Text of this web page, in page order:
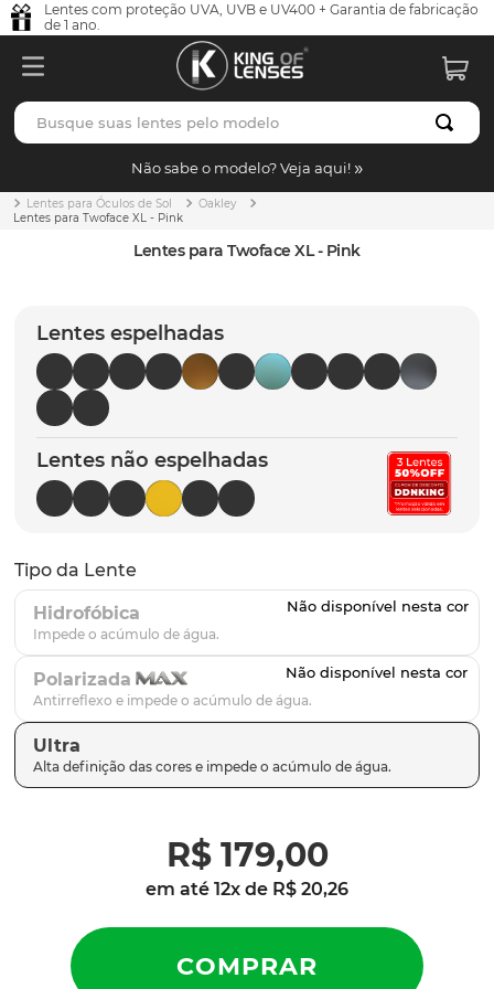
Lentes com proteção UVA, UVB e UV400 + Garantia de fabricação
de 1 ano.
Busque suas lentes pelo modelo
Não sabe o modelo? Veja aqui!
Lentes para Óculos de Sol
Oakley
Lentes para Twoface XL - Pink
Lentes para Twoface XL - Pink
Lentes espelhadas
Lentes não espelhadas
Tipo da Lente
Hidrofóbica
Polarizada
Ultra
R$ 179,00
em até 12x de R$ 20,26
TERMOS MAIS BUSCADOS
1º borrachas
holbrook
5º chaves
6º t-shock
7º gasket
8º parafusos
9º latch